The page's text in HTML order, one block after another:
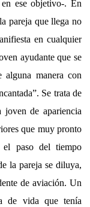
ese objetivo-. En
pareja que llega no
en cualquier
ayudante que se
manera con
Se trata de
de apariencia
que muy pronto
el paso del tiempo
la pareja se diluya,
de aviación. Un
de vida que tenía